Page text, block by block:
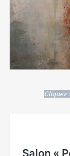
Cliquez